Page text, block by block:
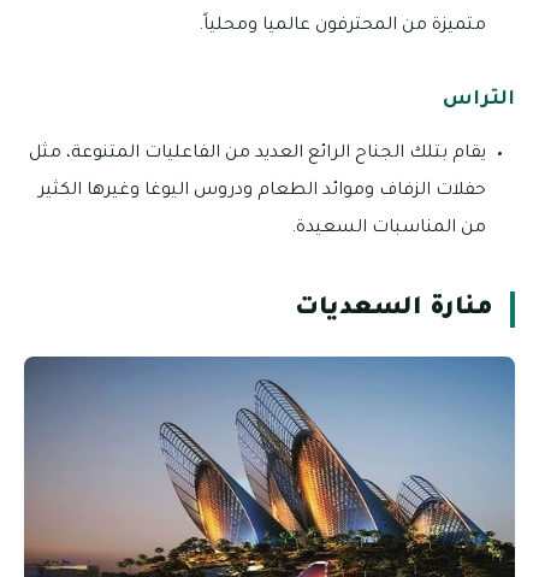
متميزة من المحترفون عالميا ومحلياً.
التراس
يقام بتلك الجناح الرائع العديد من الفاعليات المتنوعة، مثل
حفلات الزفاف وموائد الطعام ودروس اليوغا وغيرها الكثير
من المناسبات السعيدة.
منارة السعديات